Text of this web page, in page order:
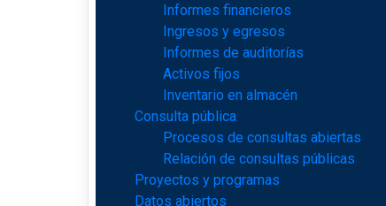
Informes financieros
Ingresos y egresos
Informes de auditorías
Activos fijos
Inventario en almacén
Consulta pública
Procesos de consultas abiertas
Relación de consultas públicas
Proyectos y programas
Datos abiertos